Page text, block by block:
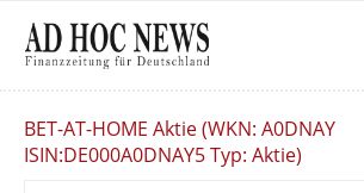
BET-AT-HOME Aktie (WKN: A0DNAY
ISIN:DE000A0DNAY5 Typ: Aktie)